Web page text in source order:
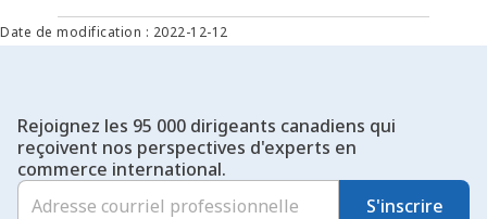
Date de modification : 2022-12-12
Rejoignez les 95 000 dirigeants canadiens qui
reçoivent nos perspectives d'experts en
commerce international.
S'inscrire